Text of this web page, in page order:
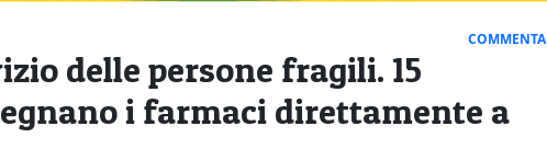
COMMENTA
delle persone fragili. 15
i farmaci direttamente a